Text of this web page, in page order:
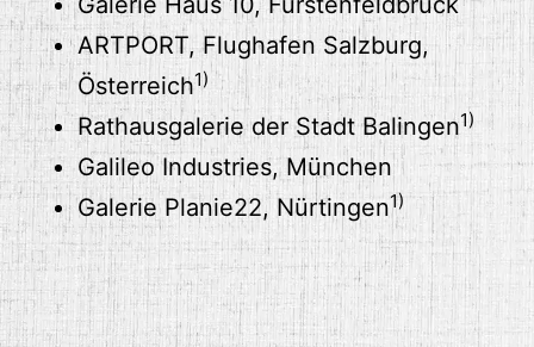
ARTPORT, Flughafen Salzburg,
Österreich1)
Rathausgalerie der Stadt Balingen1)
Galileo Industries, München
Galerie Planie22, Nürtingen1)